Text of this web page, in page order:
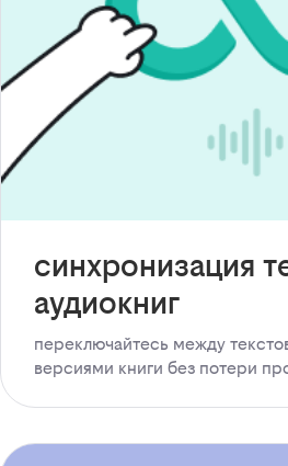
синхронизация
аудиокниг
переключайтесь между
версиями книги без потери